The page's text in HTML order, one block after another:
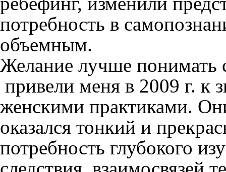
потребность в
объемным.
Желание лучше понимать
привели меня в 2009 г. к
женскими практиками.
оказался тонкий и
потребность глубокого